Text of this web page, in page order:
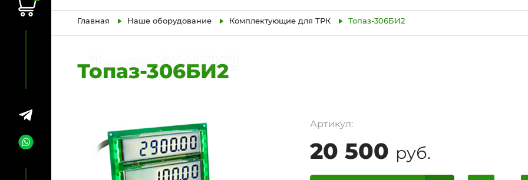
Главная Наше оборудование Комплектующие для ТРК Топаз-306БИ2
Топаз-306БИ2
Топаз-306БИ2
Артикул:
20 500 руб.